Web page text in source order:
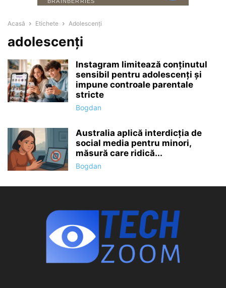
Acasă Etichete Adolescenți
adolescenți
Instagram limitează conținutul
sensibil pentru adolescenți și
impune controale parentale
stricte
Bogdan
Australia aplică interdicţia de
social media pentru minori,
măsură care ridică...
Bogdan